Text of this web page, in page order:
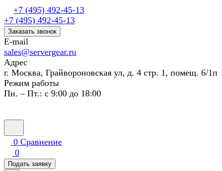
+7 (495) 492-45-13
+7 (495) 492-45-13
Заказать звонок
E-mail
sales@servergear.ru
Адрес
г. Москва, Грайвороновская ул, д. 4 стр. 1, помещ. 6/1п
Режим работы
Пн. – Пт.: с 9:00 до 18:00
0 Сравнение
0
Подать заявку